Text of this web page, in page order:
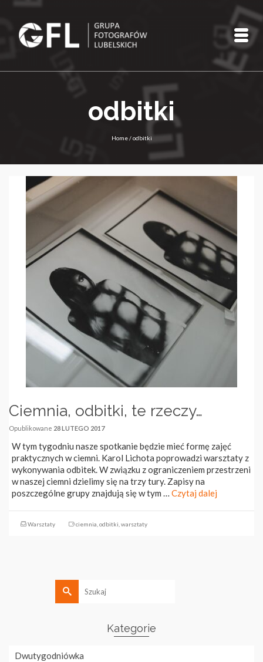
odbitki
Home / odbitki
Ciemnia, odbitki, te rzeczy…
Opublikowane 28 LUTEGO 2017
W tym tygodniu nasze spotkanie będzie mieć formę zajęć
praktycznych w ciemni. Karol Lichota poprowadzi warsztaty z
wykonywania odbitek. W związku z ograniczeniem przestrzeni
w naszej ciemni dzielimy się na trzy tury. Zapisy na
poszczególne grupy znajdują się w tym … Czytaj dalej
Warsztaty ciemnia odbitki warsztaty
Szukaj
Kategorie
Dwutygodniówka